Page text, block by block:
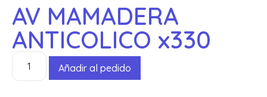
AV MAMADERA
ANTICOLICO x330
Añadir al pedido